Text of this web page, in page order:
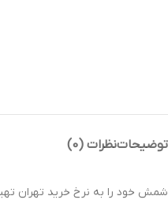
توضیحاتنظرات (0)
شمش خود را به نرخ خرید تهران